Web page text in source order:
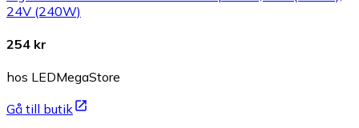
24V (240W)
254 kr
hos LEDMegaStore
Gå till butik